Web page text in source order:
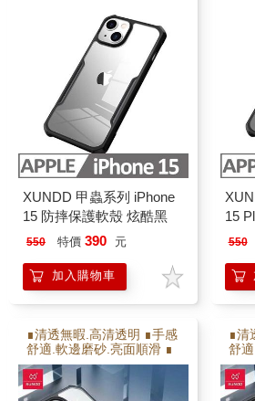
M ∎防撞耐摔.增加氣囊瓦
解充擊力 ∎軟硬雙倍保護
XUNDD 甲蟲系列 iPhone
15 防摔保護軟殼 炫酷黑
550 特價 390 元
加入購物車
M
解
15
酷黑
550
∎清透無暇.高清透明 ∎手感
舒適.軟邊磨砂.亮面順滑 ∎
保護射像頭.高出射像頭2M
M ∎防撞耐摔.增加氣囊瓦
解充擊力 ∎軟硬雙倍保護
∎清
舒
保
M ∎
解